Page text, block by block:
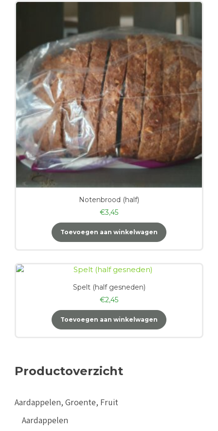
Notenbrood (half)
€3,45
Toevoegen aan winkelwagen
Spelt (half gesneden)
€2,45
Toevoegen aan winkelwagen
Productoverzicht
Aardappelen, Groente, Fruit
Aardappelen